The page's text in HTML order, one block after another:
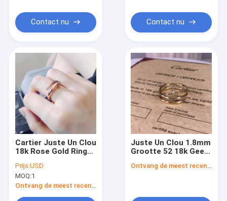
Contact nu Contact nu
Cartier Juste Un Clou
18k Rose Gold Ring
groothandel 18k
gouden sieraden in
de VS
Prijs:USD
MOQ:1
Juste Un Clou 1.8mm
Grootte 52 18k Geel
trouwband 18k Puur Ontvang de meest recente Prijs